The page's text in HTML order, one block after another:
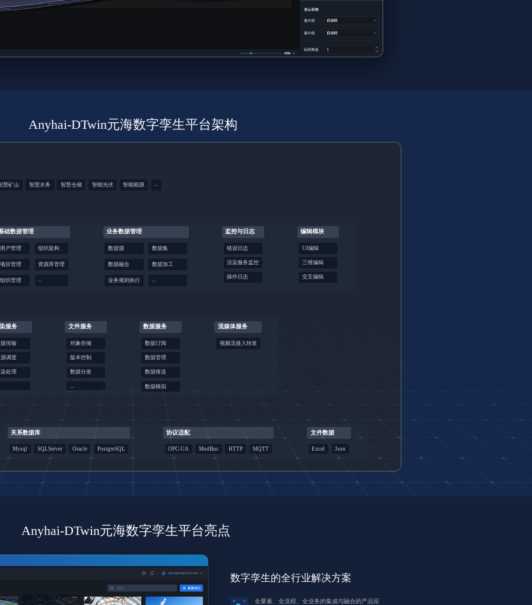
Anyhai-DTwin元海数字孪生平台架构
慧矿山 智慧水务 智慧仓储 智能光伏 智能能源
础数据管理
用户管理 组织架构
项目管理 资源库管理
组织管理 ...
业务数据管理
数据源 数据集
数据融合 数据加工
业务规则执行 ...
监控与日志
错误日志
渲染服务监控
操作日志
编辑模块
UI编辑
三维编辑
交互编辑
服务
传输
调度
处理
文件服务
对象存储
版本控制
数据分发
数据服务
数据订阅
数据管理
数据推送
数据模拟
流媒体服务
视频流接入转发
关系数据库
Mysql SQLServer Oracle PostgreSQL
协议适配
OPC-UA ModBus HTTP MQTT
文件数据
Excel Json
Anyhai-DTwin元海数字孪生平台亮点
数字孪生的工艺规划
借助自研的DTwin-IDE开发平台，真正意义上实
数字孪生的连接与集成标准
规范数字孪生中物理实体、虚拟实体、服务与数
数字孪生的全行业解决方案
全要素、全流程、全业务的集成与融合的产品应